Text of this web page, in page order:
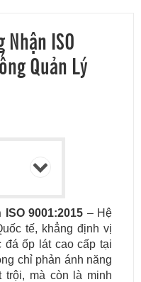
ISO
Quản Lý
ISO 9001:2015 – Hệ
tế, khẳng định vị
đá ốp lát cao cấp tại
chỉ phản ánh năng
trội, mà còn là minh